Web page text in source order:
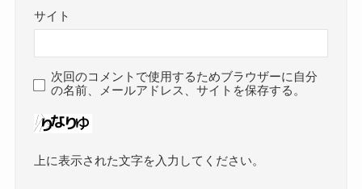
サイト
次回のコメントで使用するためブラウザーに自分
の名前、メールアドレス、サイトを保存する。
上に表示された文字を入力してください。